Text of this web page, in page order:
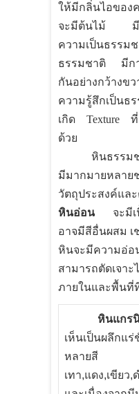
ให้มีกลิ่นไอของ
จะมีต้นไม้ มีลำ
ความเป็นธรรม
ธรรมชาติ มีกา
กันอย่างกว้าง
ความรู้สึกเป็น
เกิด Texture
ด้วย
หินธรรม
มีมากมายหลาย
วัตถุประสงค์แ
หินอ่อน จะมี
อาจมีสีอื่นผสม เ
หินจะมีความอ่
สามารถตัดเจาะ
ภายในและพื้นที่
หินแกร
เห็นเป็นผลึกแ
หลายสี
เทา,แดง,เขียว,